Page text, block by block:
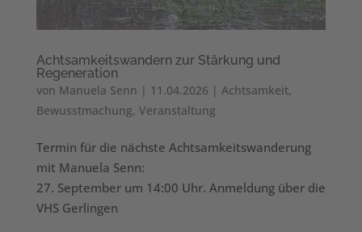
Achtsamkeitswandern zur Stärkung und
Regeneration
von Manuela Senn | 11.04.2026 | Achtsamkeit,
Bewusstmachung, Veranstaltung
Termin für die nächste Achtsamkeitswanderung
mit Manuela Senn:
27. September um 14:00 Uhr. Anmeldung über die
VHS Gerlingen